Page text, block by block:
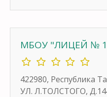
МБОУ "ЛИЦЕЙ №
422980, Республика
УЛ. Л.ТОЛСТОГО,